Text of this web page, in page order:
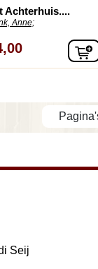
Achterhuis....
Anne;
Seij